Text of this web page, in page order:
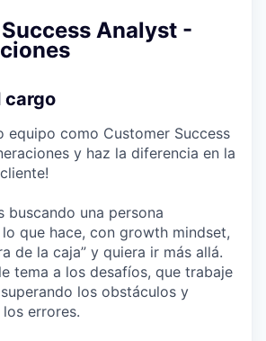
Analyst -
cargo
equipo como Customer Success
y haz la diferencia en la
buscando una persona
que hace, con growth mindset,
de la caja” y quiera ir más allá.
tema a los desafíos, que trabaje
los obstáculos y
errores.